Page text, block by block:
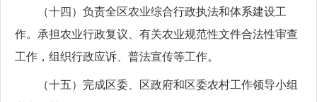
（十四）负责全区农业综合行政执法和体系建设工
作。承担农业行政复议、有关农业规范性文件合法性审查
工作，组织行政应诉、普法宣传等工作。
（十五）完成区委、区政府和区委农村工作领导小组